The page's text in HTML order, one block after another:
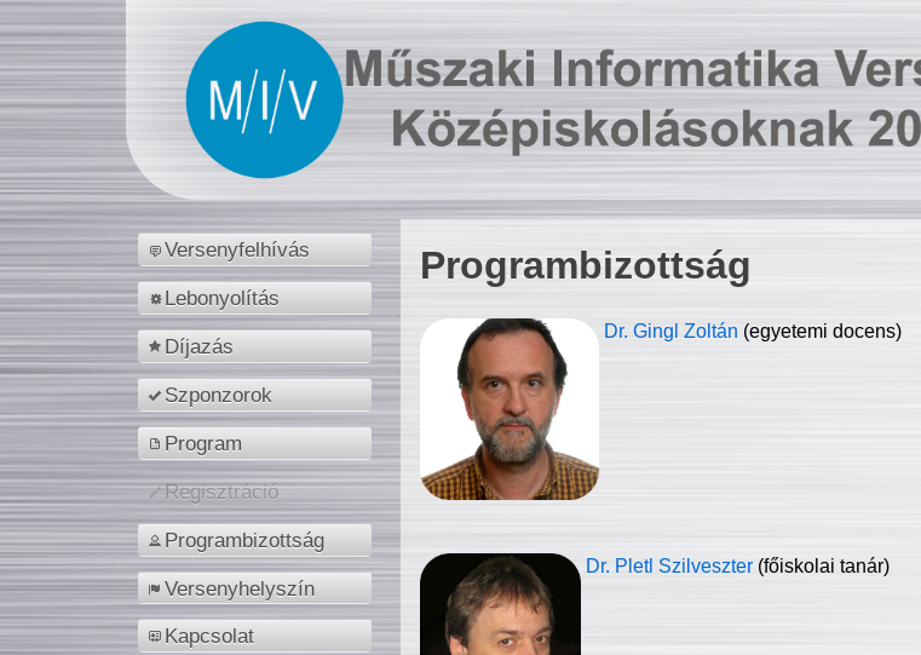
Versenyfelhívás
Lebonyolítás
Díjazás
Szponzorok
Program
Regisztráció
Programbizottság
Versenyhelyszín
Kapcsolat
Programbizottság
Dr. Gingl Zoltán (egyetemi docens)
Dr. Pletl Szilveszter (főiskolai tanár)